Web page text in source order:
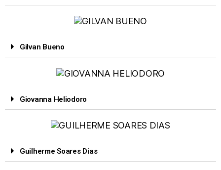
Gilvan Bueno
Giovanna Heliodoro
Guilherme Soares Dias